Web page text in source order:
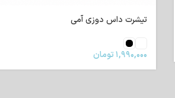
تیشرت داس دوزی آمی
۱,۹۹۰,۰۰۰تومان